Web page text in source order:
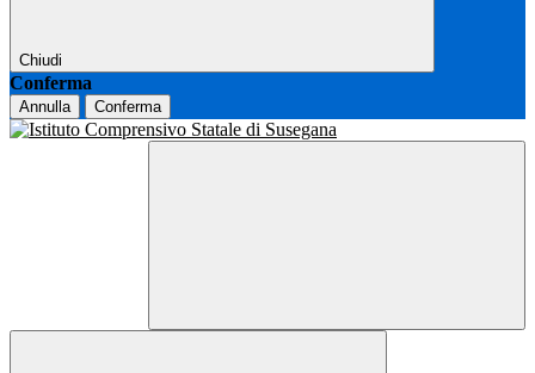
Chiudi
Conferma
Annulla Conferma